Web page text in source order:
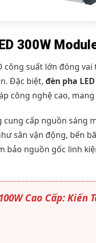
300W
công suất lớn đóng
Đặc biệt, đèn pha
công nghệ cao,
cung cấp nguồn sáng
sân vận động, bến
bảo nguồn gốc linh
Cao Cấp: Kiến